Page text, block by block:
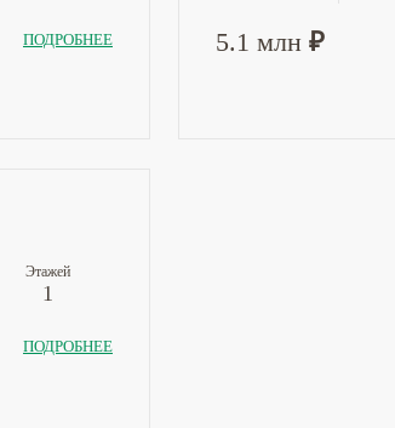
ПОДРОБНЕЕ 5.1 млн ₽
Этажей
1
ПОДРОБНЕЕ